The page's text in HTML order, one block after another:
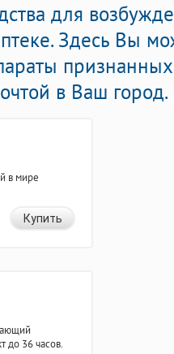
для
Здесь Вы
в Ваш город.
в мире
Купить
до 36 часов.